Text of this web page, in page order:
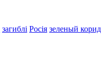
загиблі Росія зеленый